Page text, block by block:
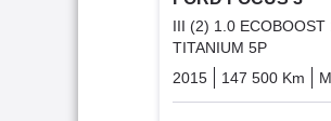
III (2) 1.0 ECOBOOST
TITANIUM 5P
2015
147 500 Km